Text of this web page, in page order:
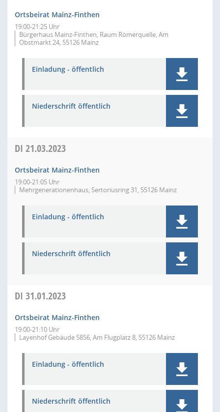
Ortsbeirat Mainz-Finthen
19:00-21:25 Uhr
Bürgerhaus Mainz-Finthen, Raum Römerquelle, Am
Obstmarkt 24, 55126 Mainz
Einladung - öffentlich
Niederschrift öffentlich
DI 21.03.2023
Ortsbeirat Mainz-Finthen
19:00-21:05 Uhr
Mehrgenerationenhaus, Sertoriusring 31, 55126 Mainz
Einladung - öffentlich
Niederschrift öffentlich
DI 31.01.2023
Ortsbeirat Mainz-Finthen
19:00-21:10 Uhr
Layenhof Gebäude 5856, Am Flugplatz 8, 55126 Mainz
Einladung - öffentlich
Niederschrift öffentlich